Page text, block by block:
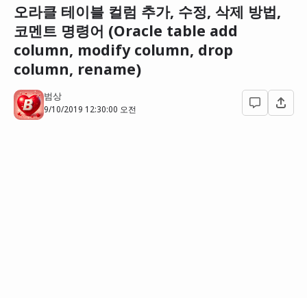
오라클 테이블 컬럼 추가, 수정, 삭제 방법,
코멘트 명령어 (Oracle table add
column, modify column, drop
column, rename)
범상
9/10/2019 12:30:00 오전